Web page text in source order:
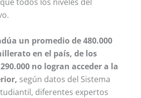
un promedio de 480.000
en el país, de los
no logran acceder a la
según datos del Sistema
diferentes expertos